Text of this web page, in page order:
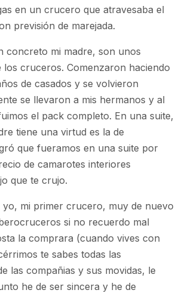
en un crucero que atravesaba el
previsión de marejada.
concreto mi madre, son unos
los cruceros. Comenzaron haciendo
de casados y se volvieron
se llevaron a mis hermanos y al
el pack completo. En una suite,
tiene una virtud es la de
que fueramos en una suite por
de camarotes interiores
que te crujo.
yo, mi primer crucero, muy de nuevo
si no recuerdo mal
la comprara (cuando vives con
te sabes todas las
las compañias y sus movidas, le
he de ser sincera y he de